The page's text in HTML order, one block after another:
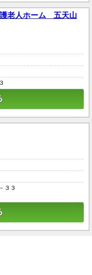
老人ホーム 五天山
３３